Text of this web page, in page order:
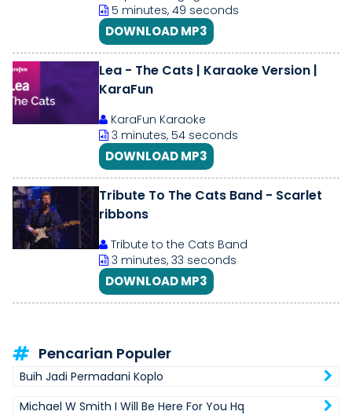
5 minutes, 49 seconds
DOWNLOAD MP3
Lea - The Cats | Karaoke Version |
KaraFun
KaraFun Karaoke
3 minutes, 54 seconds
DOWNLOAD MP3
Tribute To The Cats Band - Scarlet
ribbons
Tribute to the Cats Band
3 minutes, 33 seconds
DOWNLOAD MP3
Pencarian Populer
Buih Jadi Permadani Koplo
Michael W Smith I Will Be Here For You Hq